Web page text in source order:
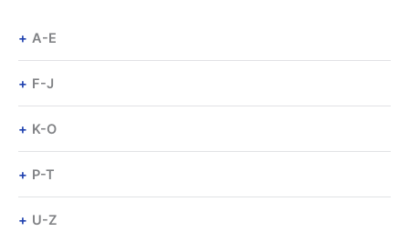
A-E
F-J
K-O
P-T
U-Z